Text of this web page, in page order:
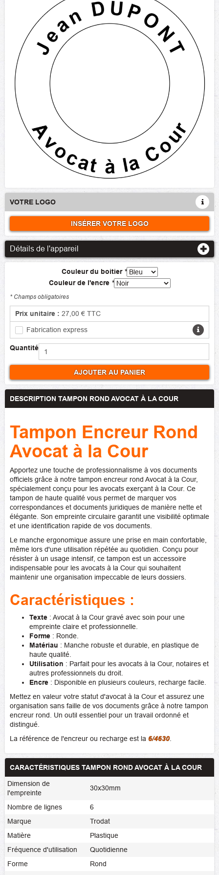
VOTRE LOGO
INSÉRER VOTRE LOGO
Détails de l'appareil
Couleur du boitier *
Couleur de l'encre *
* Champs obligatoires
Prix unitaire : 27,00 € TTC
Fabrication express
Quantité
AJOUTER AU PANIER
DESCRIPTION TAMPON ROND AVOCAT À LA COUR
Tampon Encreur Rond
Avocat à la Cour
Apportez une touche de professionnalisme à vos documents
officiels grâce à notre tampon encreur rond Avocat à la Cour,
spécialement conçu pour les avocats exerçant à la Cour. Ce
tampon de haute qualité vous permet de marquer vos
correspondances et documents juridiques de manière nette et
élégante. Son empreinte circulaire garantit une visibilité optimale
et une identification rapide de vos documents.
Le manche ergonomique assure une prise en main confortable,
même lors d'une utilisation répétée au quotidien. Conçu pour
résister à un usage intensif, ce tampon est un accessoire
indispensable pour les avocats à la Cour qui souhaitent
maintenir une organisation impeccable de leurs dossiers.
Caractéristiques :
Texte : Avocat à la Cour gravé avec soin pour une
empreinte claire et professionnelle.
Forme : Ronde.
Matériau : Manche robuste et durable, en plastique de
haute qualité.
Utilisation : Parfait pour les avocats à la Cour, notaires et
autres professionnels du droit.
Encre : Disponible en plusieurs couleurs, recharge facile.
Mettez en valeur votre statut d'avocat à la Cour et assurez une
organisation sans faille de vos documents grâce à notre tampon
encreur rond. Un outil essentiel pour un travail ordonné et
distingué.
La référence de l'encreur ou recharge est la 6/4630.
CARACTÉRISTIQUES TAMPON ROND AVOCAT À LA COUR
Dimension de
l'empreinte
30x30mm
Nombre de lignes
6
Marque
Trodat
Matière
Plastique
Fréquence d'utilisation
Quotidienne
Forme
Rond